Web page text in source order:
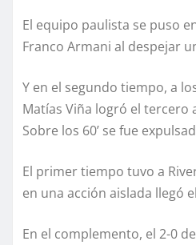
El equipo paulista se puso
Franco Armani al despejar
Y en el segundo tiempo, a
Matías Viña logró el tercero
Sobre los 60’ se fue
El primer tiempo tuvo a
en una acción aislada llegó
En el complemento, el 2-0